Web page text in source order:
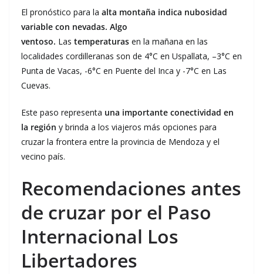
El pronóstico para la alta montaña indica nubosidad
variable con nevadas. Algo
ventoso. Las temperaturas en la mañana en las
localidades cordilleranas son de 4°C en Uspallata, –3°C en
Punta de Vacas, -6°C en Puente del Inca y -7°C en Las
Cuevas.
Este paso representa una importante conectividad en
la región y brinda a los viajeros más opciones para
cruzar la frontera entre la provincia de Mendoza y el
vecino país.
Recomendaciones antes
de cruzar por el Paso
Internacional Los
Libertadores